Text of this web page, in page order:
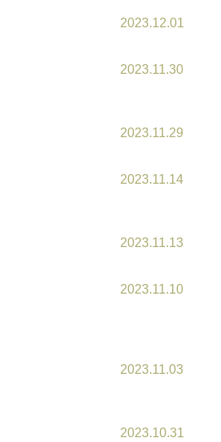
2023.12.01
2023.11.30
2023.11.29
2023.11.14
2023.11.13
2023.11.10
2023.11.03
2023.10.31